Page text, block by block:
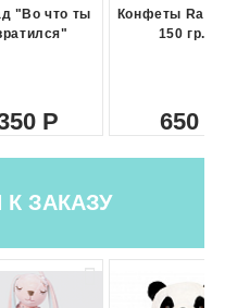
"Во что ты
Конфеты
150 гр.
650
ЗАКАЗУ